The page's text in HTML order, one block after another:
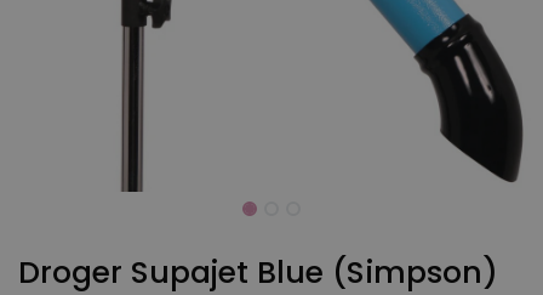
Droger Supajet Blue (Simpson)